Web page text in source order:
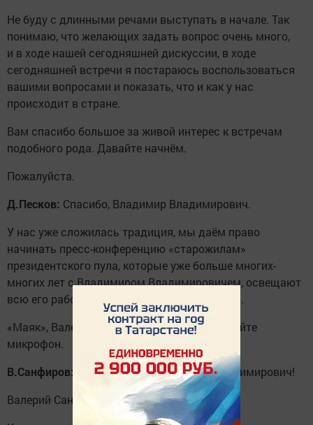
Не буду с длинными речами выступать в начале. Так
понимаю, что желающих задать вопрос очень много,
и в ходе нашей сегодняшней дискуссии, в ходе
сегодняшней встречи я постараюсь воспользоваться
вашими вопросами и показать, что и как у нас
происходит в стране.
Вам спасибо большое за живой интерес к встречам
подобного рода. Давайте начнём.
Пожалуйста.
Д.Песков: Спасибо, Владимир Владимирович.
У нас уже сложилась традиция, мы даём право
начинать пресс-конференцию «старожилам»
президентского пула, которые уже больше многих-
многих лет с Владимиром Владимировичем, освещают
всю его работу. Я продолжаю эту традицию.
«Маяк», Валерий Санфиров. Пожалуйста, дайте
микрофон.
В.Санфиров: Здравствуйте, Владимир Владимирович!
Валерий Санфиров, радиостанция «Маяк».